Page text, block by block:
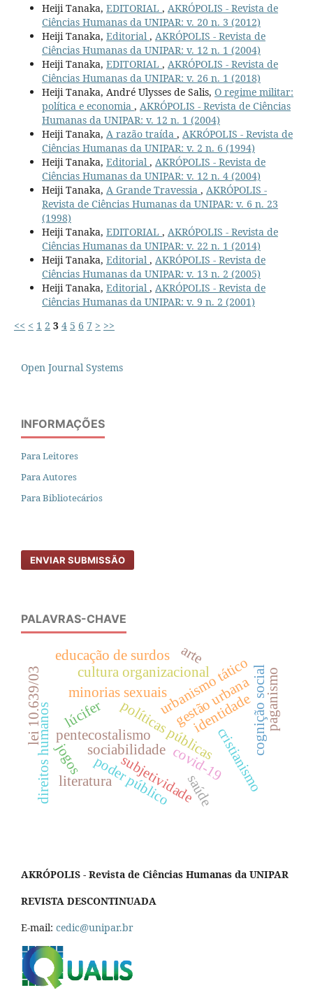
Heiji Tanaka, EDITORIAL , AKRÓPOLIS - Revista de
Ciências Humanas da UNIPAR: v. 20 n. 3 (2012)
Heiji Tanaka, Editorial , AKRÓPOLIS - Revista de
Ciências Humanas da UNIPAR: v. 12 n. 1 (2004)
Heiji Tanaka, EDITORIAL , AKRÓPOLIS - Revista de
Ciências Humanas da UNIPAR: v. 26 n. 1 (2018)
Heiji Tanaka, André Ulysses de Salis, O regime militar:
política e economia , AKRÓPOLIS - Revista de Ciências
Humanas da UNIPAR: v. 12 n. 1 (2004)
Heiji Tanaka, A razão traída , AKRÓPOLIS - Revista de
Ciências Humanas da UNIPAR: v. 2 n. 6 (1994)
Heiji Tanaka, Editorial , AKRÓPOLIS - Revista de
Ciências Humanas da UNIPAR: v. 12 n. 4 (2004)
Heiji Tanaka, A Grande Travessia , AKRÓPOLIS -
Revista de Ciências Humanas da UNIPAR: v. 6 n. 23
(1998)
Heiji Tanaka, EDITORIAL , AKRÓPOLIS - Revista de
Ciências Humanas da UNIPAR: v. 22 n. 1 (2014)
Heiji Tanaka, Editorial , AKRÓPOLIS - Revista de
Ciências Humanas da UNIPAR: v. 13 n. 2 (2005)
Heiji Tanaka, Editorial , AKRÓPOLIS - Revista de
Ciências Humanas da UNIPAR: v. 9 n. 2 (2001)
<< < 1 2 3 4 5 6 7 > >>
Open Journal Systems
INFORMAÇÕES
Para Leitores
Para Autores
Para Bibliotecários
ENVIAR SUBMISSÃO
PALAVRAS-CHAVE
covid-19
sociabilidade
políticas públicas
gestão urbana
urbanismo tático
identidade
subjetividade
pentecostalismo cognição social
cultura organizacional
minorias sexuais
poder público
direitos humanos
arte
lúcifer
cristianismo
paganismo
educação de surdos
literatura
lei 10.639/03
saúde
jogos
AKRÓPOLIS - Revista de Ciências Humanas da UNIPAR
REVISTA DESCONTINUADA
E-mail: cedic@unipar.br